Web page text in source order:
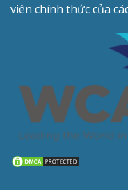
viên chính thức của